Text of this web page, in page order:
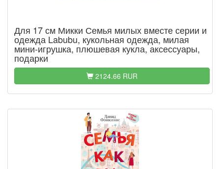
Для 17 см Микки Семья милых вместе серии и
одежда Labubu, кукольная одежда, милая
мини-игрушка, плюшевая кукла, аксессуары,
подарки
2124.66 RUR